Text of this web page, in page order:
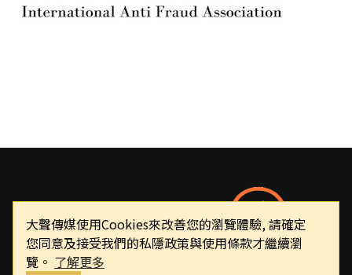
大聲傳媒使用Cookies來改善您的瀏覽體驗, 請確定
您同意及接受我們的私隱政策與使用條款才繼續瀏
覽。 了解更多